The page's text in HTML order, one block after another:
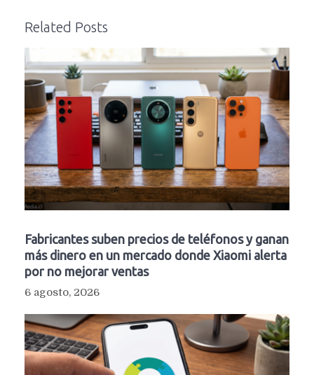
Related Posts
Fabricantes suben precios de teléfonos y ganan
más dinero en un mercado donde Xiaomi alerta
por no mejorar ventas
6 agosto, 2026